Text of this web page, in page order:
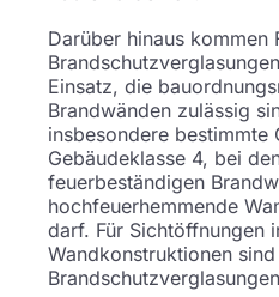
Darüber hinaus kommen
Einsatz, die
Brandwänden zulässig
insbesondere bestimmte
Gebäudeklasse 4, bei
feuerbeständigen
hochfeuerhemmende
darf. Für Sichtöffnungen
Wandkonstruktionen